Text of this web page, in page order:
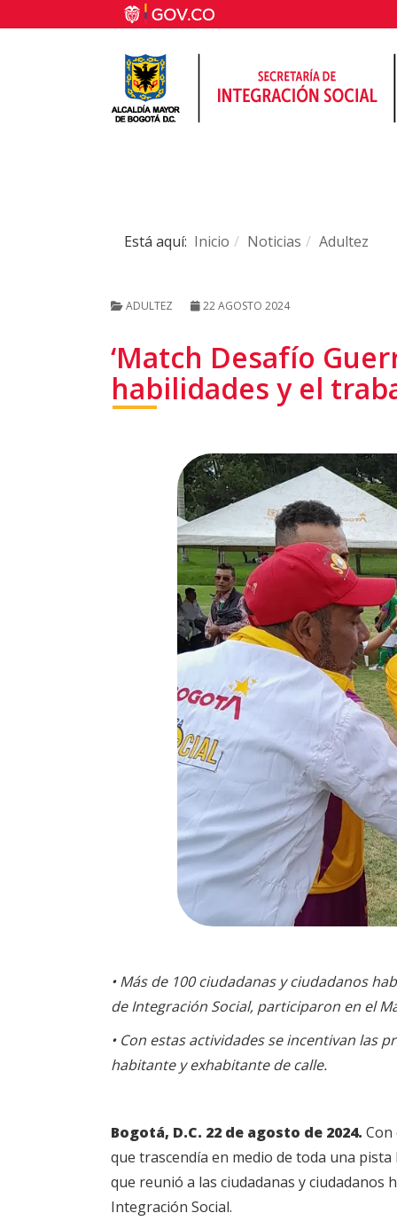
Está aquí: Inicio Noticias Adultez
ADULTEZ 22 AGOSTO 2024
‘Match Desafío
habilidades y el
• Más de 100 ciudadanas y ciudadanos
de Integración Social, participaron en el
• Con estas actividades se incentivan las
habitante y exhabitante de calle.
Bogotá, D.C. 22 de agosto de 2024.
que trascendía en medio de toda una
que reunió a las ciudadanas y
Integración Social.